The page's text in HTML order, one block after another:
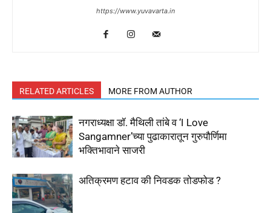
https://www.yuvavarta.in
RELATED ARTICLES MORE FROM AUTHOR
नगराध्यक्षा डॉ. मैथिली तांबे व ‘I Love
Sangamner’च्या पुढाकारातून गुरुपौर्णिमा
भक्तिभावाने साजरी
अतिक्रमण हटाव की निवडक तोडफोड ?